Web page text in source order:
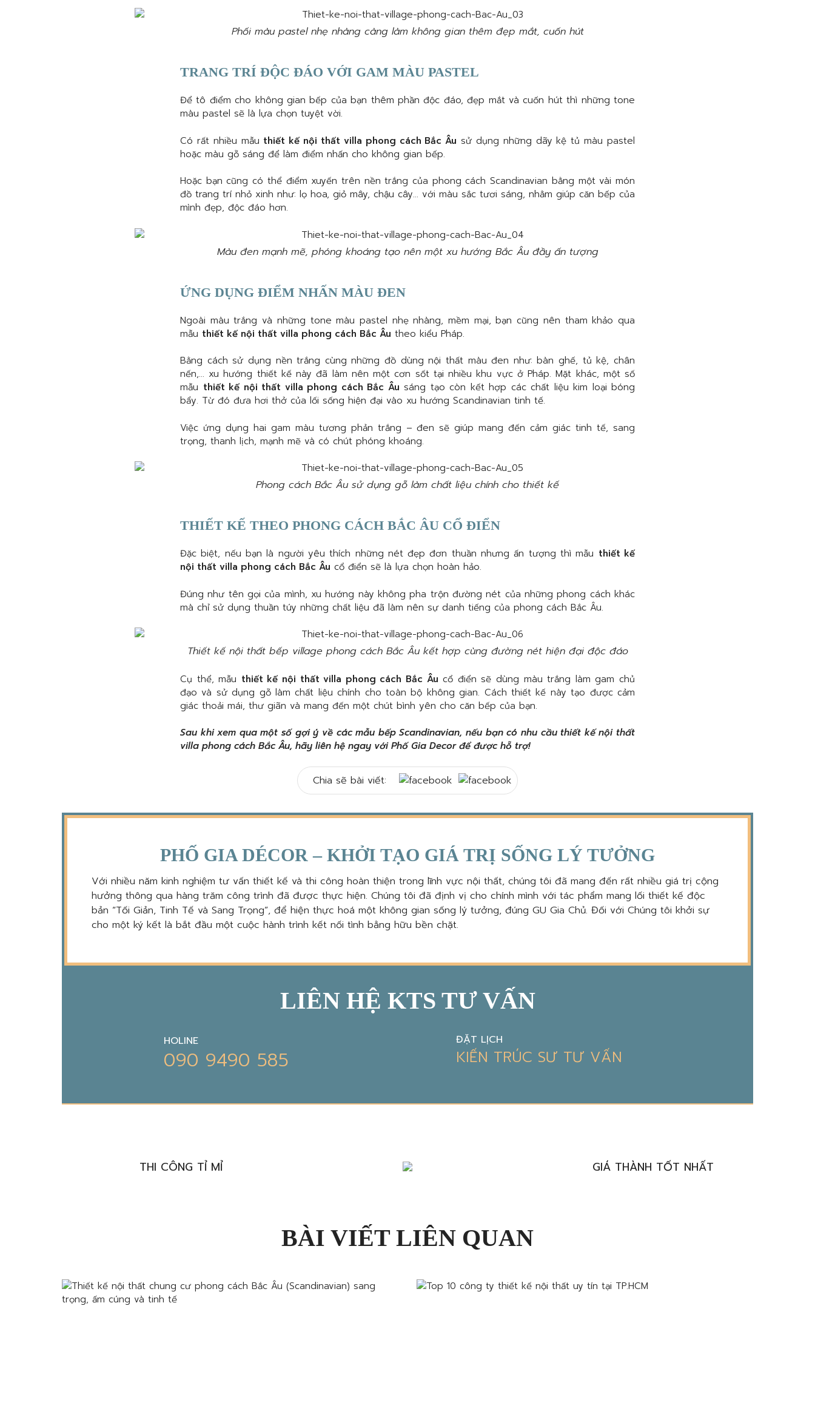
Phối màu pastel nhẹ nhàng càng làm không gian thêm đẹp mắt, cuốn hút
TRANG TRÍ ĐỘC ĐÁO VỚI GAM MÀU PASTEL
Để tô điểm cho không gian bếp của bạn thêm phần độc đáo, đẹp mắt và cuốn hút thì những tone
màu pastel sẽ là lựa chọn tuyệt vời.
Có rất nhiều mẫu thiết kế nội thất villa phong cách Bắc Âu sử dụng những dãy kệ tủ màu pastel
hoặc màu gỗ sáng để làm điểm nhấn cho không gian bếp.
Hoặc bạn cũng có thể điểm xuyến trên nền trắng của phong cách Scandinavian bằng một vài món
đồ trang trí nhỏ xinh như: lọ hoa, giỏ mây, chậu cây… với màu sắc tươi sáng, nhằm giúp căn bếp của
mình đẹp, độc đáo hơn.
Màu đen mạnh mẽ, phóng khoáng tạo nên một xu hướng Bắc Âu đầy ấn tượng
ỨNG DỤNG ĐIỂM NHẤN MÀU ĐEN
Ngoài màu trắng và những tone màu pastel nhẹ nhàng, mềm mại, bạn cũng nên tham khảo qua
mẫu thiết kế nội thất villa phong cách Bắc Âu theo kiểu Pháp.
Bằng cách sử dụng nền trắng cùng những đồ dùng nội thất màu đen như: bàn ghế, tủ kệ, chân
nến,… xu hướng thiết kế này đã làm nên một cơn sốt tại nhiều khu vực ở Pháp. Mặt khác, một số
mẫu thiết kế nội thất villa phong cách Bắc Âu sáng tạo còn kết hợp các chất liệu kim loại bóng
bẩy. Từ đó đưa hơi thở của lối sống hiện đại vào xu hướng Scandinavian tinh tế.
Việc ứng dụng hai gam màu tương phản trắng – đen sẽ giúp mang đến cảm giác tinh tế, sang
trọng, thanh lịch, mạnh mẽ và có chút phóng khoáng.
Phong cách Bắc Âu sử dụng gỗ làm chất liệu chính cho thiết kế
THIẾT KẾ THEO PHONG CÁCH BẮC ÂU CỔ ĐIỂN
Đặc biệt, nếu bạn là người yêu thích những nét đẹp đơn thuần nhưng ấn tượng thì mẫu thiết kế
nội thất villa phong cách Bắc Âu cổ điển sẽ là lựa chọn hoàn hảo.
Đúng như tên gọi của mình, xu hướng này không pha trộn đường nét của những phong cách khác
mà chỉ sử dụng thuần túy những chất liệu đã làm nên sự danh tiếng của phong cách Bắc Âu.
Thiết kế nội thất bếp village phong cách Bắc Âu kết hợp cùng đường nét hiện đại độc đáo
Cụ thể, mẫu thiết kế nội thất villa phong cách Bắc Âu cổ điển sẽ dùng màu trắng làm gam chủ
đạo và sử dụng gỗ làm chất liệu chính cho toàn bộ không gian. Cách thiết kế này tạo được cảm
giác thoải mái, thư giãn và mang đến một chút bình yên cho căn bếp của bạn.
Sau khi xem qua một số gợi ý về các mẫu bếp Scandinavian, nếu bạn có nhu cầu thiết kế nội thất
villa phong cách Bắc Âu, hãy liên hệ ngay với Phố Gia Decor để được hỗ trợ!
Chia sẽ bài viết:
PHỐ GIA DÉCOR – KHỞI TẠO GIÁ TRỊ SỐNG LÝ TƯỞNG
Với nhiều năm kinh nghiệm tư vấn thiết kế và thi công hoàn thiện trong lĩnh vực nội thất, chúng tôi đã mang đến rất nhiều giá trị cộng
hưởng thông qua hàng trăm công trình đã được thực hiện. Chúng tôi đã định vị cho chính mình với tác phẩm mang lối thiết kế độc
bản “Tối Giản, Tinh Tế và Sang Trọng”, để hiện thực hoá một không gian sống lý tưởng, đúng GU Gia Chủ. Đối với Chúng tôi khởi sự
cho một ký kết là bắt đầu một cuộc hành trình kết nối tình bằng hữu bền chặt.
LIÊN HỆ KTS TƯ VẤN
HOLINE
090 9490 585
ĐẶT LỊCH
KIẾN TRÚC SƯ TƯ VẤN
THI CÔNG TỈ MỈ GIÁ THÀNH TỐT NHẤT
BÀI VIẾT LIÊN QUAN